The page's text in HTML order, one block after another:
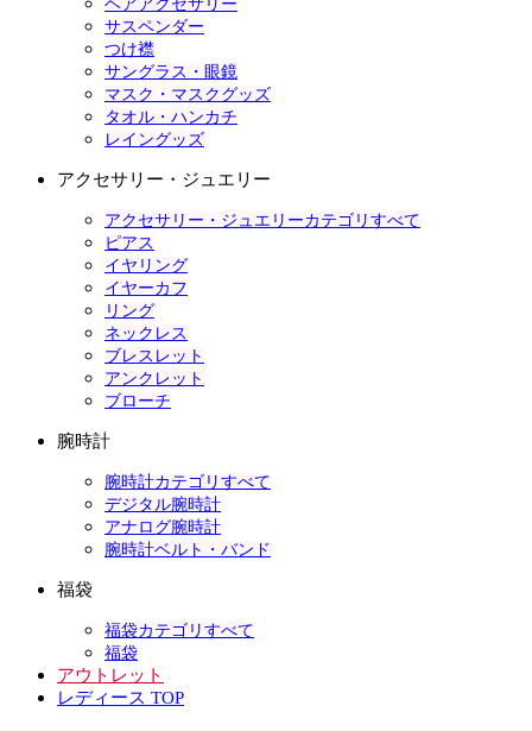
ヘアアクセサリー
サスペンダー
つけ襟
サングラス・眼鏡
マスク・マスクグッズ
タオル・ハンカチ
レイングッズ
アクセサリー・ジュエリー
アクセサリー・ジュエリーカテゴリすべて
ピアス
イヤリング
イヤーカフ
リング
ネックレス
ブレスレット
アンクレット
ブローチ
腕時計
腕時計カテゴリすべて
デジタル腕時計
アナログ腕時計
腕時計ベルト・バンド
福袋
福袋カテゴリすべて
福袋
アウトレット
レディース TOP